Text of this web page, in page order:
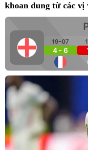
khoan dung từ các vị
19-07
4 - 6